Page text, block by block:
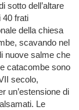
sotto dell’altare
40 frati
della chiesa
scavando nel
nuove salme che
catacombe sono
secolo,
un’estensione di
Le